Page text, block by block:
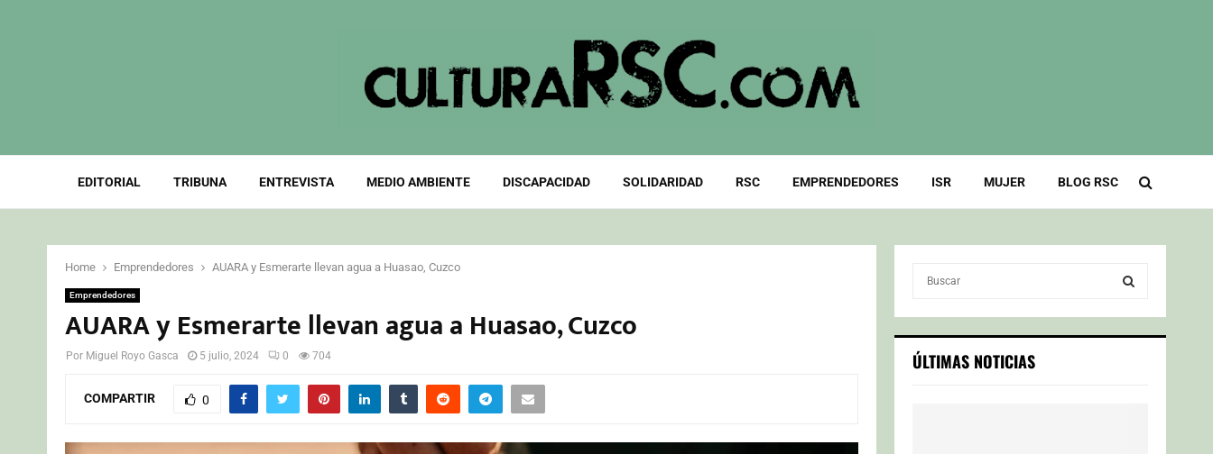
EDITORIAL TRIBUNA ENTREVISTA MEDIO AMBIENTE DISCAPACIDAD SOLIDARIDAD RSC EMPRENDEDORES ISR MUJER BLOG RSC
Home Emprendedores AUARA y Esmerarte llevan agua a Huasao, Cuzco
Emprendedores
AUARA y Esmerarte llevan agua a Huasao, Cuzco
Por Miguel Royo Gasca 5 julio, 2024 0 704
COMPARTIR 0
c
h
S
ÚLTIMAS NOTICIAS